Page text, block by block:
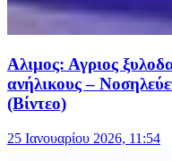
Αλιμος: Αγριος
ανήλικους –
(Βίντεο)
25 Ιανουαρίου 2026, 11:54